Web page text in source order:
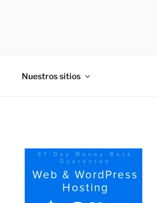
Nuestros sitios